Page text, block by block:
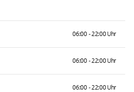
06:00 - 22:00 Uhr
06:00 - 22:00 Uhr
06:00 - 22:00 Uhr